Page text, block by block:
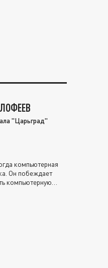
"Царьград"
компьютерная
Он побеждает
компьютерную